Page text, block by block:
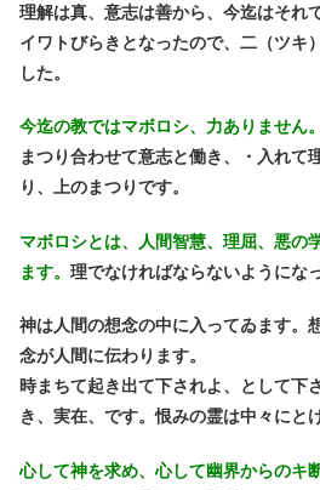
理解は真、意志は善から、今迄はそれ
イワトびらきとなったので、二（ツキ
した。
今迄の教ではマボロシ、力ありません。
まつり合わせて意志と働き、・入れて
り、上のまつりです。
マボロシとは、人間智慧、理屈、悪の
ます。 理でなければならないようにな
神は人間の想念の中に入ってゐます。
念が人間に伝わります。
時まちて起き出て下されよ、として下
き、実在、です。恨みの霊は中々にと
心して神を求め、心して幽界からのキ